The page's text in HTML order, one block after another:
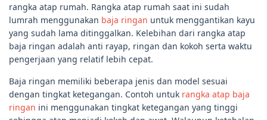
rangka atap rumah. Rangka atap rumah saat ini sudah
lumrah menggunakan baja ringan untuk menggantikan kayu
yang sudah lama ditinggalkan. Kelebihan dari rangka atap
baja ringan adalah anti rayap, ringan dan kokoh serta waktu
pengerjaan yang relatif lebih cepat.
Baja ringan memiliki beberapa jenis dan model sesuai
dengan tingkat ketegangan. Contoh untuk rangka atap baja
ringan ini menggunakan tingkat ketegangan yang tinggi